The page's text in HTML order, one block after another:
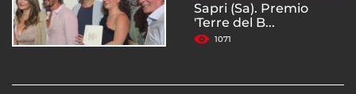
Sapri (Sa). Premio
'Terre del B...
1071